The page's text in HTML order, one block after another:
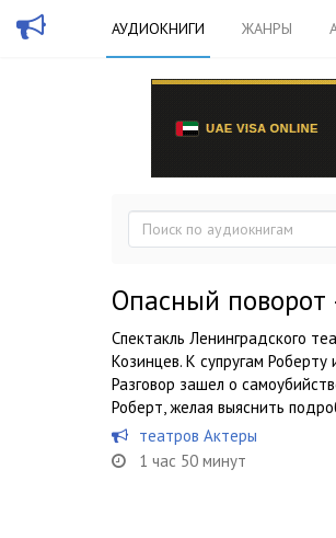
АУДИОКНИГИ ЖАНРЫ
Опасный
Спектакль Ленинградского
Козинцев. К супругам
Разговор зашел о
Роберт, желая выяснить
театров Актеры
1 час 50 минут